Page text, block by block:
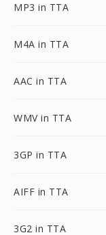
MP3 in TTA
M4A in TTA
AAC in TTA
WMV in TTA
3GP in TTA
AIFF in TTA
3G2 in TTA